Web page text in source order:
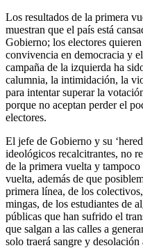
Los resultados de la primera
muestran que el país está
Gobierno; los electores
convivencia en democracia y
campaña de la izquierda ha
calumnia, la intimidación, la
para intentar superar la
porque no aceptan perder el
electores.
El jefe de Gobierno y su
ideológicos recalcitrantes, no
de la primera vuelta y
vuelta, además de que
primera línea, de los
mingas, de los estudiantes de
públicas que han sufrido el
que salgan a las calles a
solo traerá sangre y